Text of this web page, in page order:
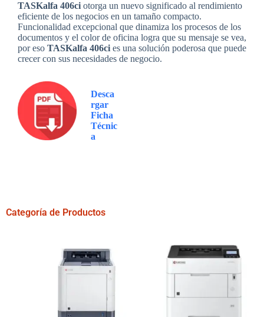
TASKalfa 406ci otorga un nuevo significado al rendimiento
eficiente de los negocios en un tamaño compacto.
Funcionalidad excepcional que dinamiza los procesos de los
documentos y el color de oficina logra que su mensaje se vea,
por eso TASKalfa 406ci es una solución poderosa que puede
crecer con sus necesidades de negocio.
Desca
rgar
Ficha
Técnic
a
Categoría de Productos